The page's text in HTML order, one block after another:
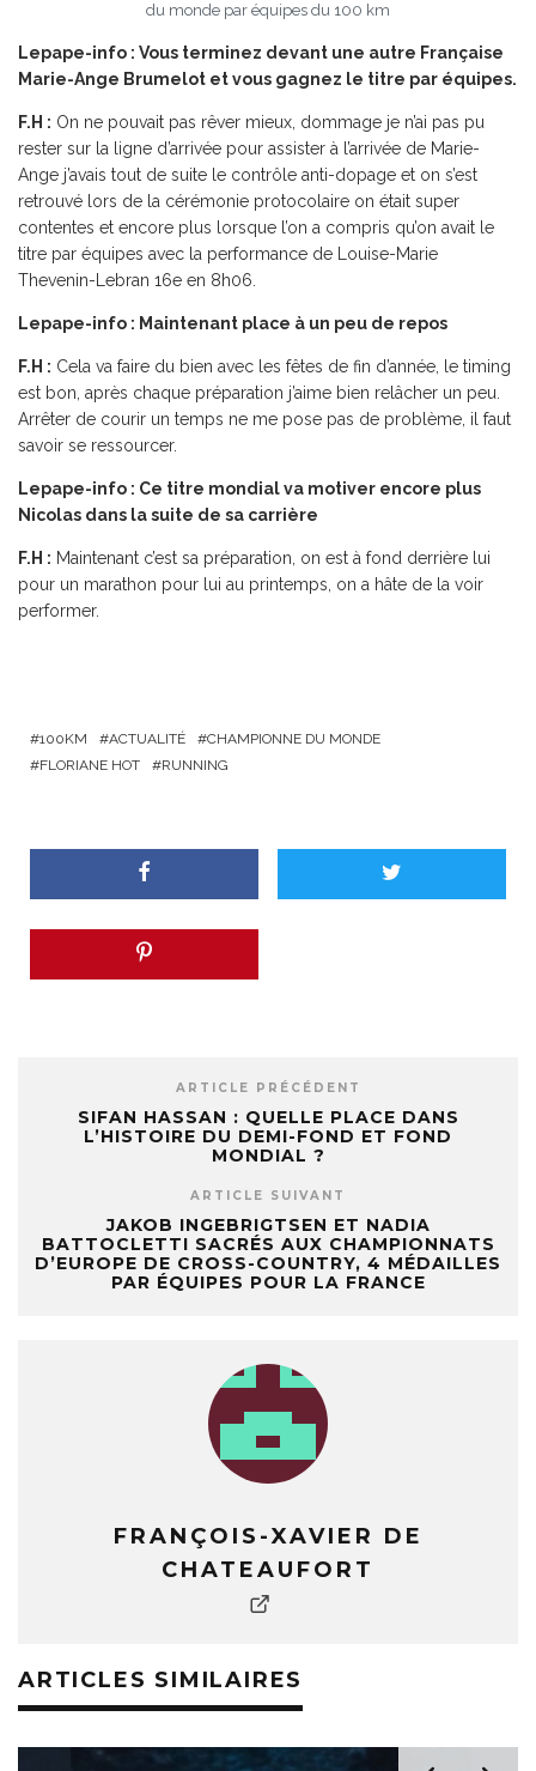
du monde par équipes du 100 km
Lepape-info : Vous terminez devant une autre Française
Marie-Ange Brumelot et vous gagnez le titre par équipes.
F.H : On ne pouvait pas rêver mieux, dommage je n’ai pas pu
rester sur la ligne d’arrivée pour assister à l’arrivée de Marie-
Ange j’avais tout de suite le contrôle anti-dopage et on s’est
retrouvé lors de la cérémonie protocolaire on était super
contentes et encore plus lorsque l’on a compris qu’on avait le
titre par équipes avec la performance de Louise-Marie
Thevenin-Lebran 16e en 8h06.
Lepape-info : Maintenant place à un peu de repos
F.H : Cela va faire du bien avec les fêtes de fin d’année, le timing
est bon, après chaque préparation j’aime bien relâcher un peu.
Arrêter de courir un temps ne me pose pas de problème, il faut
savoir se ressourcer.
Lepape-info : Ce titre mondial va motiver encore plus
Nicolas dans la suite de sa carrière
F.H : Maintenant c’est sa préparation, on est à fond derrière lui
pour un marathon pour lui au printemps, on a hâte de la voir
performer.
100KM ACTUALITÉ
CHAMPIONNE DU MONDE
FLORIANE HOT
RUNNING
ARTICLE PRÉCÉDENT
SIFAN HASSAN : QUELLE PLACE DANS
L’HISTOIRE DU DEMI-FOND ET FOND
MONDIAL ?
ARTICLE SUIVANT
JAKOB INGEBRIGTSEN ET NADIA
BATTOCLETTI SACRÉS AUX CHAMPIONNATS
D’EUROPE DE CROSS-COUNTRY, 4 MÉDAILLES
PAR ÉQUIPES POUR LA FRANCE
FRANÇOIS-XAVIER DE
CHATEAUFORT
ARTICLES SIMILAIRES